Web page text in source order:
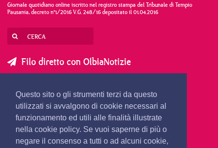
Questo sito o gli strumenti terzi da questo
utilizzati si avvalgono di cookie necessari al
funzionamento ed utili alle finalità illustrate
nella cookie policy. Se vuoi saperne di più o
negare il consenso a tutti o ad alcuni cookie,
Giornale quotidiano online iscritto nel registro stampa del Tribunale di Tempio
Pausania, decreto n°1/2016 V.G. 248/16 depositato il 01.04.2016
Filo diretto con OlbiaNotizie
SEGNALA UNA NOTIZIA
SEGNALA UN EVENTO
redazione@olbianotizie.it